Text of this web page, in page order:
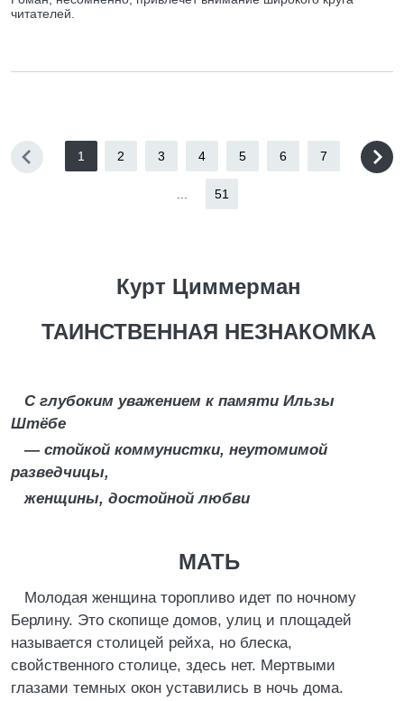
читателей.
1 2 3 4 5 6 7
51
Курт Циммерман
ТАИНСТВЕННАЯ НЕЗНАКОМКА
С глубоким уважением к памяти Ильзы
Штёбе
— стойкой коммунистки, неутомимой
разведчицы,
женщины, достойной любви
МАТЬ
Молодая женщина торопливо идет по ночному
Берлину. Это скопище домов, улиц и площадей
называется столицей рейха, но блеска,
свойственного столице, здесь нет. Мертвыми
глазами темных окон уставились в ночь дома.